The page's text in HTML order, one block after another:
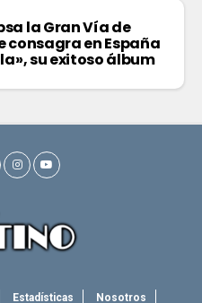
la Gran Vía de
consagra en España
su exitoso álbum
Estadísticas Nosotros